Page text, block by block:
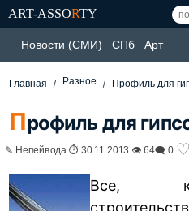
ART-ASSORTY
Новости (СМИ) СПб Арт
Главная Разное Профиль для
Профиль для
✎ Непейвода ⏱ 30.11.2013 👁 64🗨 0 ♡
Все,